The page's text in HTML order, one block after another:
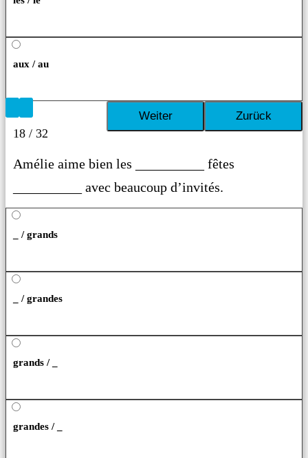
aux / au
18 / 32
Amélie aime bien les __________ fêtes
__________ avec beaucoup d’invités.
_ / grands
_ / grandes
grands / _
grandes / _